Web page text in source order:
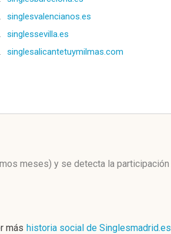
singlesvalencianos.es
singlessevilla.es
singlesalicantetuymilmas.com
meses) y se detecta la participación
más historia social de Singlesmadrid.es